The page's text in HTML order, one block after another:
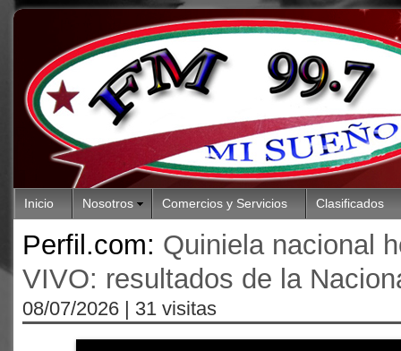
Inicio Nosotros Comercios y Servicios Clasificados
Perfil.com: Quiniela nacional
VIVO: resultados de la
08/07/2026 | 31 visitas